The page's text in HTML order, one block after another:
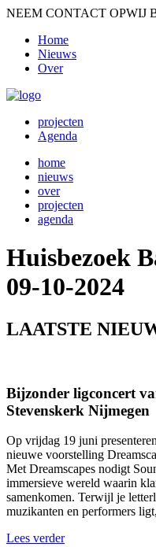
NEEM CONTACT OPWIJ
Home
Nieuws
Over
projecten
Agenda
home
nieuws
over
projecten
agenda
Huisbezoek
09-10-2024
LAATSTE
Bijzonder ligconcert
Stevenskerk Nijmegen
Op vrijdag 19 juni
nieuwe voorstelling
Met Dreamscapes nodigt
immersieve wereld waarin
samenkomen. Terwijl je
muzikanten en performers
Lees verder